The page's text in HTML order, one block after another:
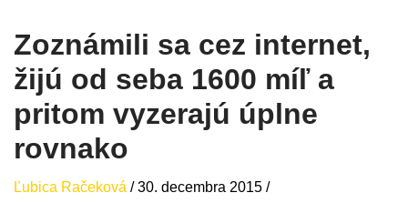
Zoznámili sa cez internet,
žijú od seba 1600 míľ a
pritom vyzerajú úplne
rovnako
Ľubica Račeková /30. decembra 2015 /